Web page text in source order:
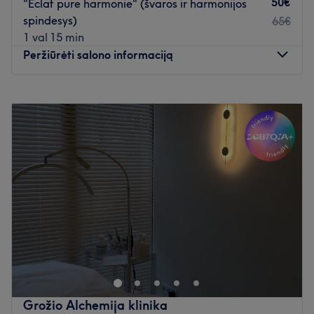
tik profesionalių prekės ženklų produktai.
Papildomi akcentai: salonas yra lengvai pasiekiamas
viešuoju transportu.
"Eclat pure harmonie" (švaros ir harmonijos
spindesys)
1 val 15 min
65€
Peržiūrėti salono informaciją
Antradienis
10:00
20:00
Trečiadienis
20:00
Ketvirtadienis
10:00 –20:00
Penktadienis
10:00
20:00
Šeštadienis
10:00–
Sekmadienis
Tai rami, jauki erdvė Kaune, skirta tikram poilsiui ir kūno
atstatymui. Čia niekur neskubama – viskas sukurta tam,
kad galėtum atitrūkti nuo kasdienio tempo, išjungti galvą
ir sugrįžti į kūną. Lengvai pasiekiama tiek automobiliu,
tiek viešuoju transportu, šalia yra parkavimo vietų, todėl
Grožio Alchemija klinika